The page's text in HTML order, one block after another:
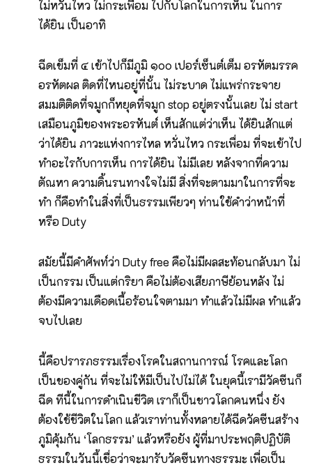
ไม่หวั่นไหว ไม่กระเพื่อม ไปกับโลกในการเห็น ในการ
ได้ยิน เป็นอาทิ
ฉีดเข็มที่ ๔ เข้าไปก็มีภูมิ ๑๐๐ เปอร์เซ็นต์เต็ม อรหัตมรรค
อรหัตผล ติดที่ไหนอยู่ที่นั้น ไม่ระบาด ไม่แพร่กระจาย
สมมติติดที่จมูกก็หยุดที่จมูก stop อยู่ตรงนั้นเลย ไม่ start
เสมือนภูมิของพระอรหันต์ เห็นสักแต่ว่าเห็น ได้ยินสักแต่
ว่าได้ยิน ภาวะแห่งการไหล หวั่นไหว กระเพื่อม ที่จะเข้าไป
ทำอะไรกับการเห็น การได้ยิน ไม่มีเลย หลังจากที่ความ
ตัณหา ความดิ้นรนทางใจไม่มี สิ่งที่จะตามมาในการที่จะ
ทำ ก็คือทำในสิ่งที่เป็นธรรมเพียวๆ ท่านใช้คำว่าหน้าที่
หรือ Duty
สมัยนี้มีคำศัพท์ว่า Duty free คือไม่มีผลสะท้อนกลับมา ไม่
เป็นกรรม เป็นแต่กริยา คือไม่ต้องเสียภาษีย้อนหลัง ไม่
ต้องมีความเดือดเนื้อร้อนใจตามมา ทำแล้วไม่มีผล ทำแล้ว
จบไปเลย
นี้คือปรารภธรรมเรื่องโรคในสถานการณ์ โรคและโลก
เป็นของคู่กัน ที่จะไม่ให้มีเป็นไปไม่ได้ ในยุคนี้เรามีวัคซีนก็
ฉีด ทีนี้ในการดำเนินชีวิต เราก็เป็นชาวโลกคนหนึ่ง ยัง
ต้องใช้ชีวิตในโลก แล้วเราท่านทั้งหลายได้ฉีดวัคซีนสร้าง
ภูมิคุ้มกัน ‘โลกธรรม’ แล้วหรือยัง ผู้ที่มาประพฤติปฏิบัติ
ธรรมในวันนี้เชื่อว่าจะมารับวัคซีนทางธรรมะ เพื่อเป็น